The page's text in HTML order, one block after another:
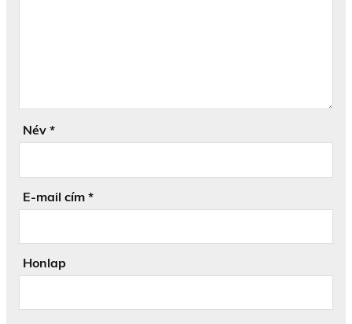
Név *
E-mail cím *
Honlap